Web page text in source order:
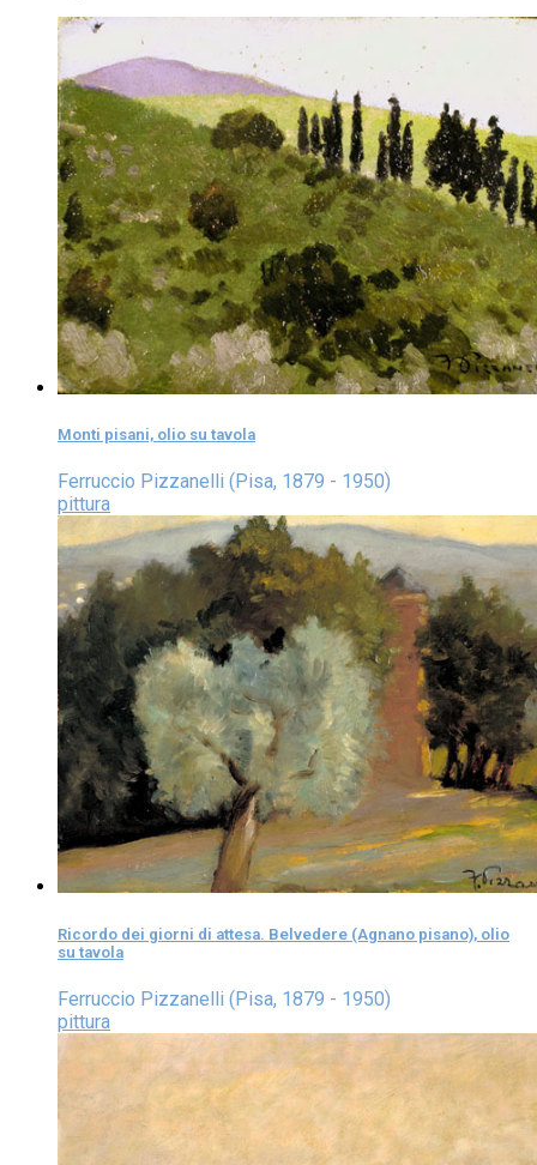
Monti pisani, olio su tavola
Ferruccio Pizzanelli (Pisa, 1879 - 1950)
pittura
Ricordo dei giorni di attesa. Belvedere (Agnano pisano), olio
su tavola
Ferruccio Pizzanelli (Pisa, 1879 - 1950)
pittura